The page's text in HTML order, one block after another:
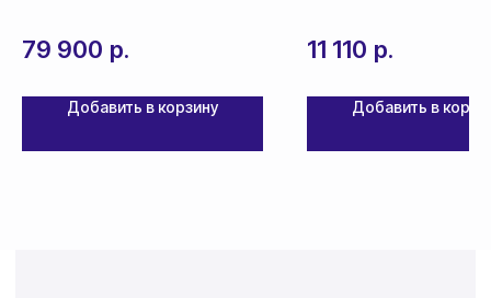
79 900 р.
Добавить в корзину
11 110 р.
Добавить в
срок доставки от 5 дней